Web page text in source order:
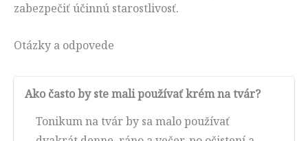
zabezpečiť účinnú starostlivosť.
Otázky a odpovede
Ako často by ste mali používať krém na tvár?
Tonikum na tvár by sa malo používať